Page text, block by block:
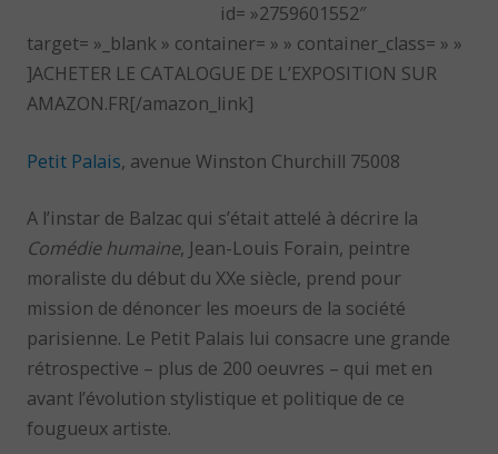
id= »2759601552″
target= »_blank » container= » » container_class= » »
]ACHETER LE CATALOGUE DE L’EXPOSITION SUR
AMAZON.FR[/amazon_link]
Petit Palais, avenue Winston Churchill 75008
A l’instar de Balzac qui s’était attelé à décrire la
Comédie humaine, Jean-Louis Forain, peintre
moraliste du début du XXe siècle, prend pour
mission de dénoncer les moeurs de la société
parisienne. Le Petit Palais lui consacre une grande
rétrospective – plus de 200 oeuvres – qui met en
avant l’évolution stylistique et politique de ce
fougueux artiste.